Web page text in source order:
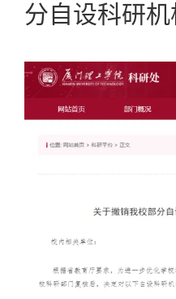
分自设科研机